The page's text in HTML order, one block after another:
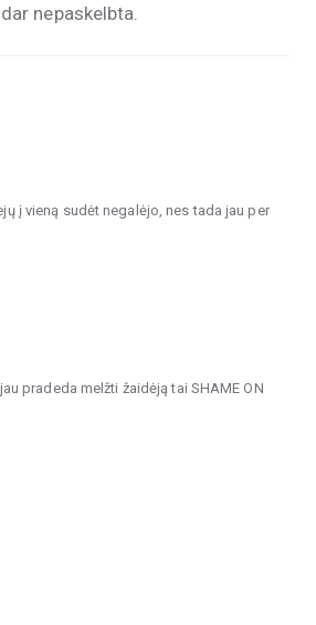
nepaskelbta.
į vieną sudėt negalėjo, nes tada jau per
pradeda melžti žaidėją tai SHAME ON